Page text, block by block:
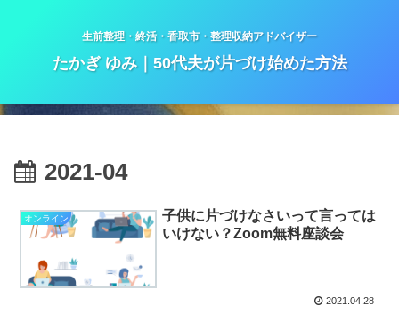
生前整理・終活・香取市・整理収納アドバイザー
たかぎ ゆみ｜50代夫が片づけ始めた方法
2021-04
オンライン
子供に片づけなさいって言っては
いけない？Zoom無料座談会
2021.04.28